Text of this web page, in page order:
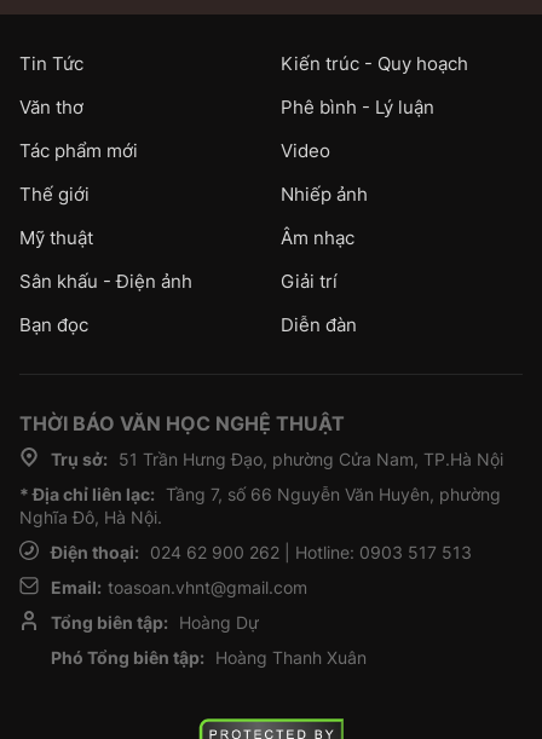
Tin Tức
Kiến trúc - Quy hoạch
Văn thơ
Phê bình - Lý luận
Tác phẩm mới
Video
Thế giới
Nhiếp ảnh
Mỹ thuật
Âm nhạc
Sân khấu - Điện ảnh
Giải trí
Bạn đọc
Diễn đàn
THỜI BÁO VĂN HỌC NGHỆ THUẬT
Trụ sở:
51 Trần Hưng Đạo, phường Cửa Nam, TP.Hà Nội
* Địa chỉ liên lạc: Tầng 7, số 66 Nguyễn Văn Huyên, phường
Nghĩa Đô, Hà Nội.
Điện thoại:
024 62 900 262 | Hotline: 0903 517 513
Email: toasoan.vhnt@gmail.com
Tổng biên tập:
Hoàng Dự
Phó Tổng biên tập:
Hoàng Thanh Xuân